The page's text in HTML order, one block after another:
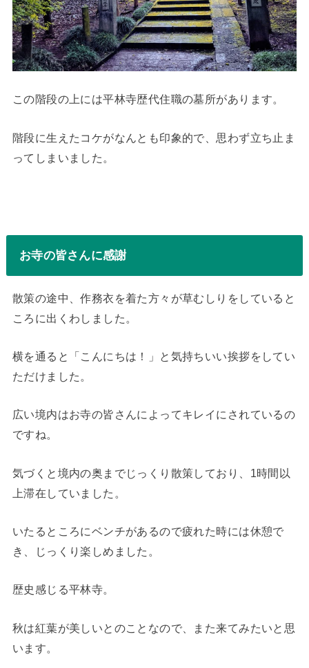
この階段の上には平林寺歴代住職の墓所があります。
階段に生えたコケがなんとも印象的で、思わず立ち止ま
ってしまいました。
お寺の皆さんに感謝
散策の途中、作務衣を着た方々が草むしりをしていると
ころに出くわしました。
横を通ると「こんにちは！」と気持ちいい挨拶をしてい
ただけました。
広い境内はお寺の皆さんによってキレイにされているの
ですね。
気づくと境内の奥までじっくり散策しており、1時間以
上滞在していました。
いたるところにベンチがあるので疲れた時には休憩で
き、じっくり楽しめました。
歴史感じる平林寺。
秋は紅葉が美しいとのことなので、また来てみたいと思
います。